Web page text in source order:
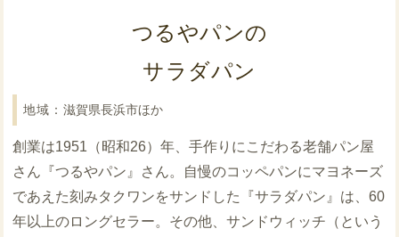
つるやパンの
サラダパン
滋賀県長浜市ほか
創業は1951（昭和26）年、手作りにこだわる老舗パン屋
さん『つるやパン』さん。自慢のコッペパンにマヨネーズ
であえた刻みタクワンをサンドした『サラダパン』は、60
年以上のロングセラー。その他、サンドウィッチ（という